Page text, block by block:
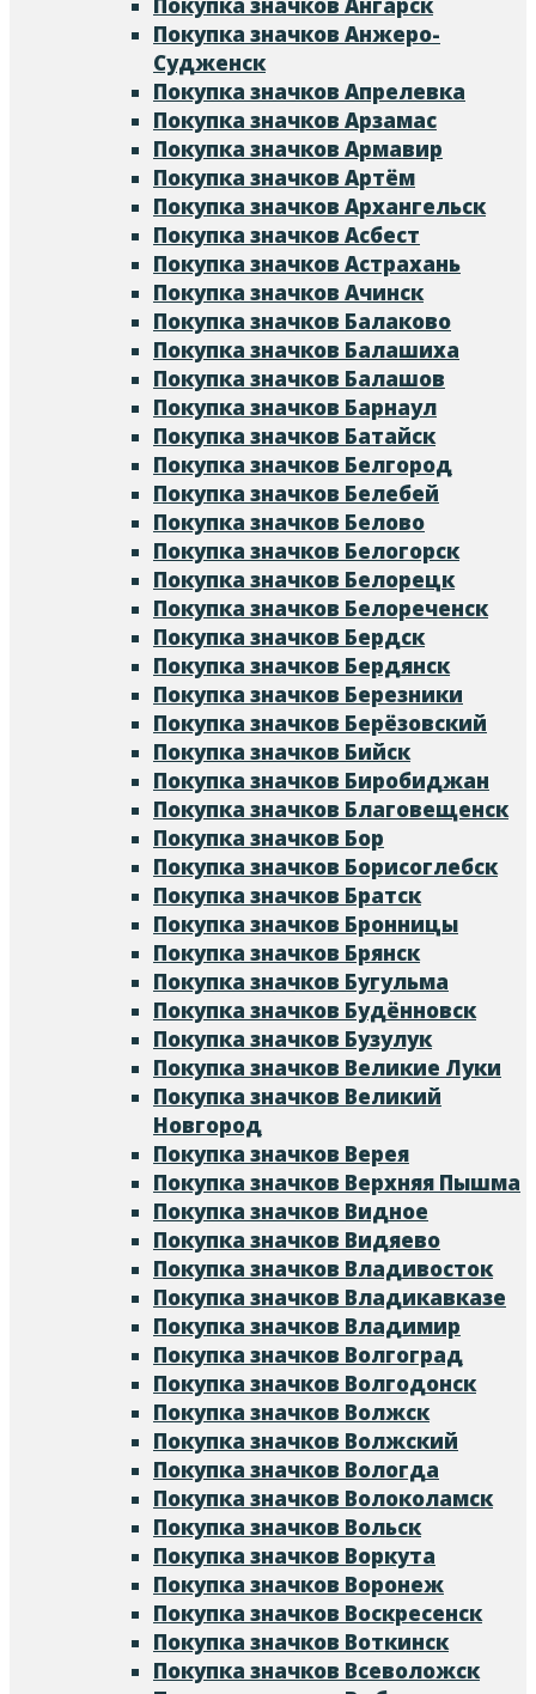
Покупка значков Анжеро-
Судженск
Покупка значков Апрелевка
Покупка значков Арзамас
Покупка значков Армавир
Покупка значков Артём
Покупка значков Архангельск
Покупка значков Асбест
Покупка значков Астрахань
Покупка значков Ачинск
Покупка значков Балаково
Покупка значков Балашиха
Покупка значков Балашов
Покупка значков Барнаул
Покупка значков Батайск
Покупка значков Белгород
Покупка значков Белебей
Покупка значков Белово
Покупка значков Белогорск
Покупка значков Белорецк
Покупка значков Белореченск
Покупка значков Бердск
Покупка значков Бердянск
Покупка значков Березники
Покупка значков Берёзовский
Покупка значков Бийск
Покупка значков Биробиджан
Покупка значков Благовещенск
Покупка значков Бор
Покупка значков Борисоглебск
Покупка значков Братск
Покупка значков Бронницы
Покупка значков Брянск
Покупка значков Бугульма
Покупка значков Будённовск
Покупка значков Бузулук
Покупка значков Великие Луки
Покупка значков Великий
Новгород
Покупка значков Верея
Покупка значков Верхняя Пышма
Покупка значков Видное
Покупка значков Видяево
Покупка значков Владивосток
Покупка значков Владикавказе
Покупка значков Владимир
Покупка значков Волгоград
Покупка значков Волгодонск
Покупка значков Волжск
Покупка значков Волжский
Покупка значков Вологда
Покупка значков Волоколамск
Покупка значков Вольск
Покупка значков Воркута
Покупка значков Воронеж
Покупка значков Воскресенск
Покупка значков Воткинск
Покупка значков Всеволожск